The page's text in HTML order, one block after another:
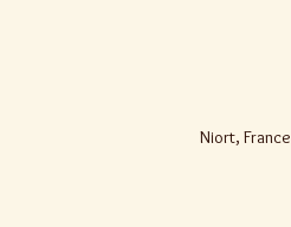
Niort, France